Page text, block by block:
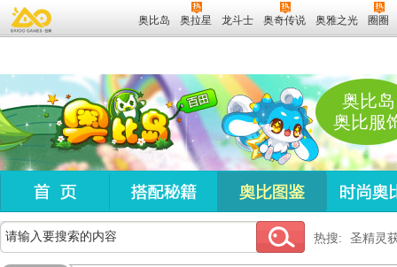
奥比岛 奥拉星 龙斗士 奥奇传说 奥雅之光 圈圈
奥比岛
奥比服
热搜: 圣精灵